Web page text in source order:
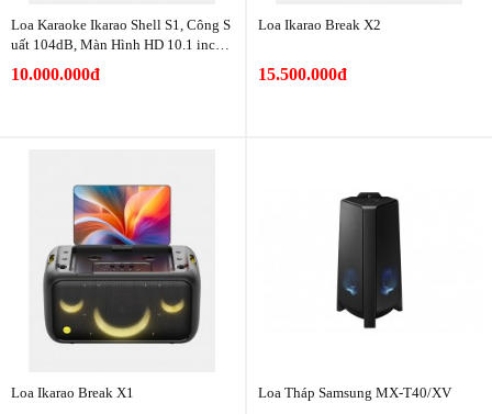
Loa Karaoke Ikarao Shell S1, Công S
uất 104dB, Màn Hình HD 10.1 inch,
10.000.000đ
Loa Ikarao Break X2
15.500.000đ
Loa Ikarao Break X1 Loa Tháp Samsung MX-T40/XV